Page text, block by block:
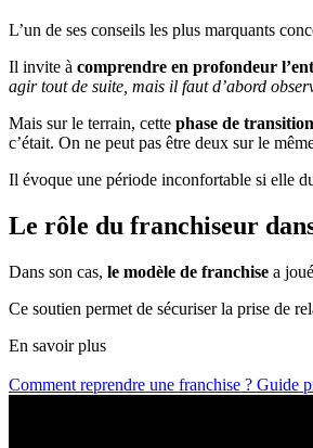
L’un de ses conseils les plus marquants
Il invite à comprendre en profondeur
agir tout de suite, mais il faut d’abord
Mais sur le terrain, cette phase de
c’était. On ne peut pas être deux sur le
Il évoque une période inconfortable si elle
Le rôle du franchiseur
Dans son cas, le modèle de franchise a
Ce soutien permet de sécuriser la prise de
En savoir plus
Comment reprendre une franchise ? Guide